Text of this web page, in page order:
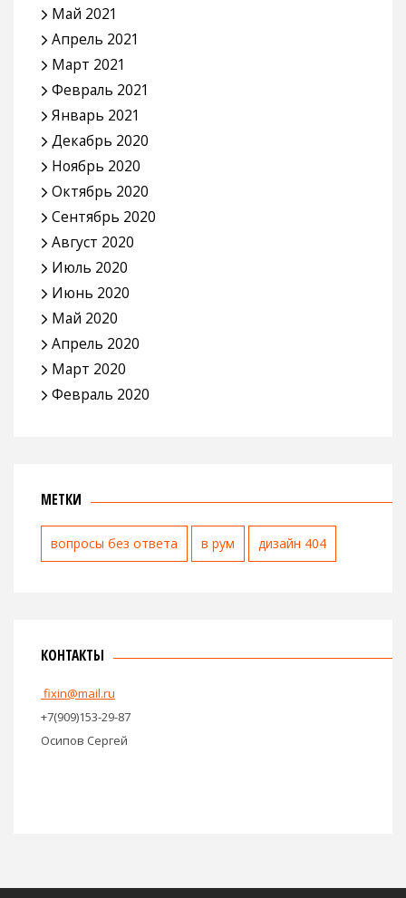
Май 2021
Апрель 2021
Март 2021
Февраль 2021
Январь 2021
Декабрь 2020
Ноябрь 2020
Октябрь 2020
Сентябрь 2020
Август 2020
Июль 2020
Июнь 2020
Май 2020
Апрель 2020
Март 2020
Февраль 2020
МЕТКИ
вопросы без ответа в рум дизайн 404
КОНТАКТЫ
fixin@mail.ru
+7(909)153-29-87
Осипов Сергей